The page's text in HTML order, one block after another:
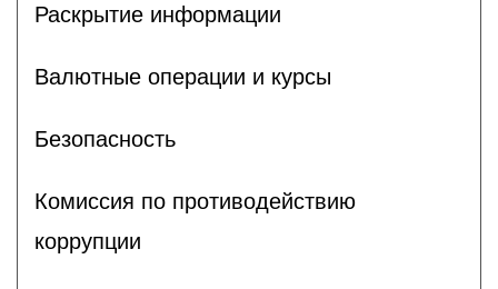
Раскрытие информации
Валютные операции и курсы
Безопасность
Комиссия по противодействию
коррупции